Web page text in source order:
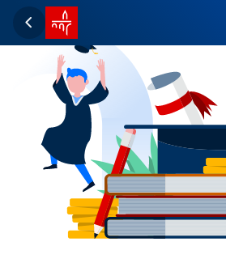
Retour
Accueil SPUERKEESS